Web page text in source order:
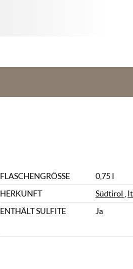
FLASCHENGRÖSSE
0,75 l
HERKUNFT
Südtirol
ENTHÄLT SULFITE
Ja